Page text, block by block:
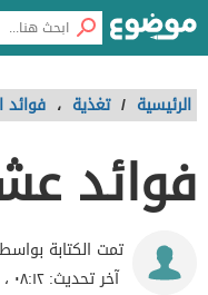
الرئيسية / تغذية ، فوائد
فوائد
تمت الكتابة
آخر تحديث:٠٨:١٢ ، ١١ مايو ٢٠٢٢